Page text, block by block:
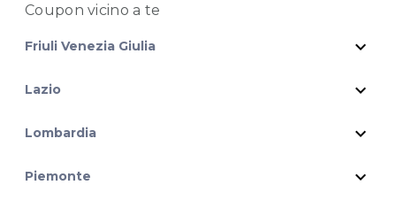
Coupon vicinoa te
Friuli Venezia Giulia expand_more
Lazio expand_more
Lombardia expand_more
Piemonte expand_more